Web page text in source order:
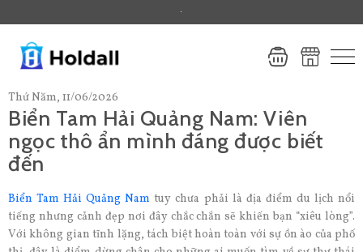
Thứ Năm, 11/06/2026
Biển Tam Hải Quảng Nam: Viên
ngọc thô ẩn mình đáng được biết
đến
Biển Tam Hải Quảng Nam tuy chưa phải là địa điểm du lịch nổi
tiếng nhưng cảnh đẹp nơi đây chắc chắn sẽ khiến bạn “xiêu lòng”.
Với không gian tĩnh lặng, tách biệt hoàn toàn với sự ồn ào của phố